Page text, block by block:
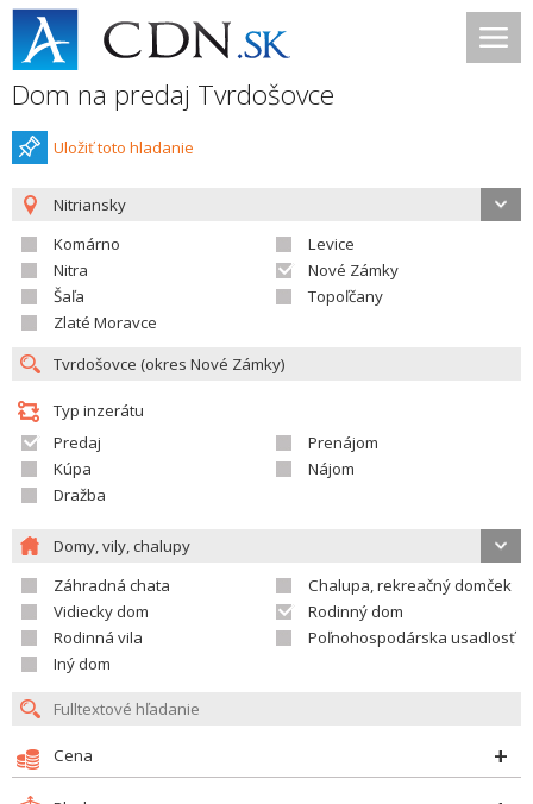
Dom na predaj Tvrdošovce
Uložiť toto hladanie
Nitriansky
Komárno
Levice
Nitra
Nové Zámky
Šaľa
Topoľčany
Zlaté Moravce
Typ inzerátu
Predaj
Prenájom
Kúpa
Nájom
Dražba
Domy, vily, chalupy
Záhradná chata
Chalupa, rekreačný domček
Vidiecky dom
Rodinný dom
Rodinná vila
Poľnohospodárska usadlosť
Iný dom
Cena